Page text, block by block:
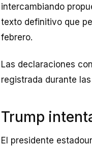
intercambiando
texto definitivo que
febrero.
Las declaraciones
registrada durante
Trump
El presidente